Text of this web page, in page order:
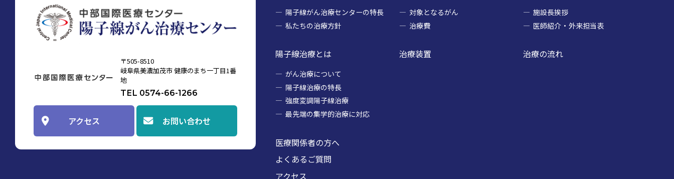
〒505-8510
岐阜県美濃加茂市 健康のまち一丁目1番
地
TEL 0574-66-1266
アクセス お問い合わせ
陽子線がん治療センターの特長
私たちの治療方針
対象となるがん
治療費
施設長挨拶
医師紹介・外来担当表
陽子線治療とは
がん治療について
陽子線治療の特長
強度変調陽子線治療
最先端の集学的治療に対応
治療装置 治療の流れ
医療関係者の方へ
よくあるご質問
アクセス